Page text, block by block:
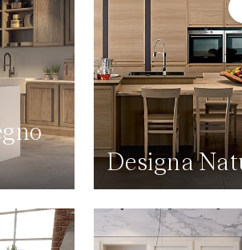
Designa